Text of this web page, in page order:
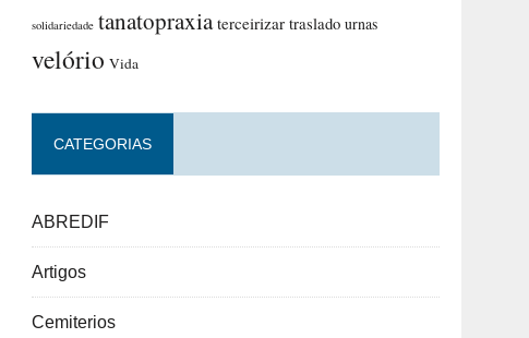
solidariedade tanatopraxia terceirizar traslado urnas
velório Vida
CATEGORIAS
ABREDIF
Artigos
Cemiterios